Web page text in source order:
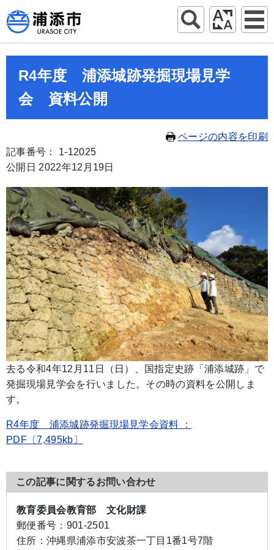
R4年度 浦添城跡発掘現場見学
会 資料公開
ページの内容を印刷
記事番号： 1-12025
公開日 2022年12月19日
去る令和4年12月11日（日）、国指定史跡「浦添城跡」で
発掘現場見学会を行いました。その時の資料を公開しま
す。
R4年度 浦添城跡発掘現場見学会資料 ：
PDF〔7,495kb〕
この記事に関するお問い合わせ
教育委員会教育部 文化財課
郵便番号： 901-2501
住所： 沖縄県浦添市安波茶一丁目1番1号7階